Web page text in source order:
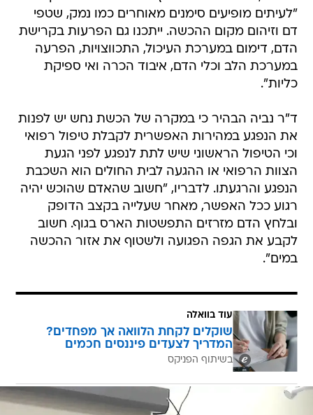
"לעיתים מופיעים סימנים מאוחרים כמו נמק, שטפי
דם וזיהום מקום ההכשה. ייתכנו גם הפרעות בקרישת
הדם, דימום במערכת העיכול, התכווצויות, הפרעה
במערכת הלב וכלי הדם, איבוד הכרה ואי ספיקת
כליות".
ד"ר נביה הבהיר כי במקרה של הכשת נחש יש לפנות
את הנפגע במהירות האפשרית לקבלת טיפול רפואי
וכי הטיפול הראשוני שיש לתת לנפגע לפני הגעת
הצוות הרפואי או ההגעה לבית החולים הוא השכבת
הנפגע והרגעתו. לדבריו, "חשוב שהאדם שהוכש יהיה
רגוע ככל האפשר, מאחר שעלייה בקצב הדופק
ובלחץ הדם מזרזים התפשטות הארס בגוף. חשוב
לקבע את הגפה הפגועה ולשטוף את אזור ההכשה
במים".
עוד בוואלה
שוקלים לקחת הלוואה אך מפחדים?
המדריך לצעדים פיננסים חכמים
בשיתוף הפניקס